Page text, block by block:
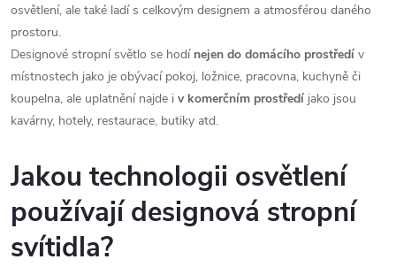
osvětlení, ale také ladí s celkovým designem a atmosférou daného
prostoru.
Designové stropní světlo se hodí nejen do domácího prostředí v
místnostech jako je obývací pokoj, ložnice, pracovna, kuchyně či
koupelna, ale uplatnění najde i v komerčním prostředí jako jsou
kavárny, hotely, restaurace, butiky atd.
Jakou technologii osvětlení
používají designová stropní
svítidla?